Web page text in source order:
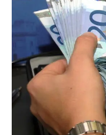
Internazionale
Culture
Categorie
Filcams
Filctem